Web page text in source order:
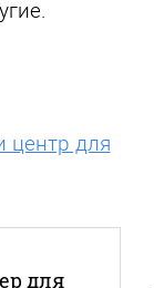
центр для
для